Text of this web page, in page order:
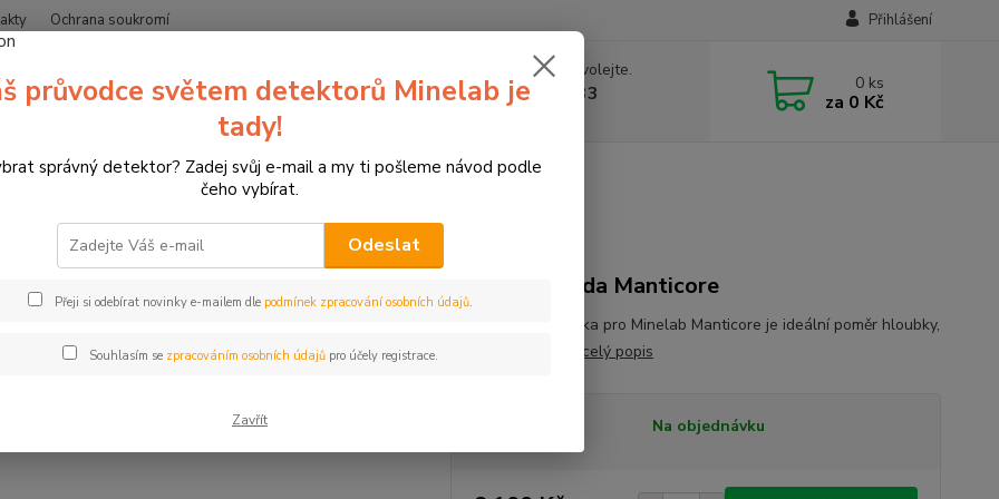
Ochrana soukromí Přihlášení
Hledat
Nevíte si rady? Zavolejte.
+420774877333 0 ks
za 0 Kč
kovů Minelab Doplňky k detektorům Cívka pro Minelab Manticore M11
pro Minelab Manticore M11
Základní sonda Manticore
Univerzální 11" cívka pro Minelab Manticore je ideální poměr hloubky,
celý popis
Na objednávku
průvodce světem detektorů Minelab je
tady!
správný detektor? Zadej svůj e-mail a my ti pošleme návod podle
čeho vybírat.
Odeslat
Přeji si odebírat novinky e-mailem dle podmínek zpracování osobních údajů.
Souhlasím se zpracováním osobních údajůpro účely registrace.
Zavřít